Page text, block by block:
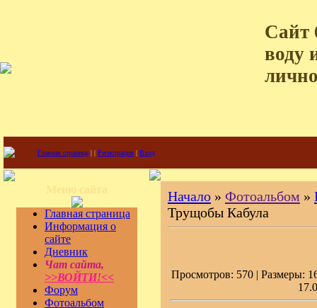
Сайт
воду
Главная страница | | Регистрация | Вход
Главная страница
Информация о
сайте
Дневник
Чат сайта,
>>ВОЙТИ!<<
Форум
Фотоальбом
Начало » Фотоальбом »
Трущобы Кабула
Просмотров: 570 | Размеры: